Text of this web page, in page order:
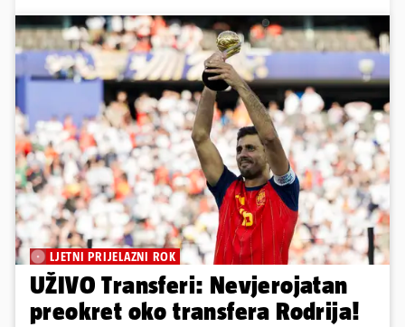
LJETNI PRIJELAZNI ROK
UŽIVO Transferi: Nevjerojatan
preokret oko transfera Rodrija!